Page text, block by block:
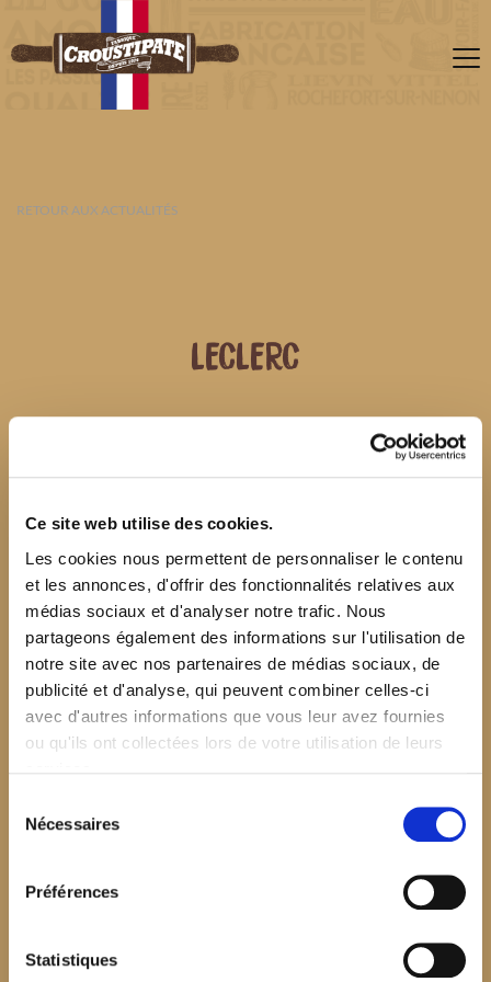
Ce site web utilise des cookies.
Les cookies nous permettent de personnaliser le contenu
et les annonces, d'offrir des fonctionnalités relatives aux
médias sociaux et d'analyser notre trafic. Nous
partageons également des informations sur l'utilisation de
notre site avec nos partenaires de médias sociaux, de
publicité et d'analyse, qui peuvent combiner celles-ci
avec d'autres informations que vous leur avez fournies
ou qu'ils ont collectées lors de votre utilisation de leurs
Nécessaires
Préférences
Statistiques
RETOUR AUX ACTUALITÉS
LECLERC